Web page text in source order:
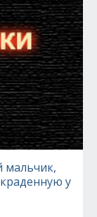
мальчик,
у